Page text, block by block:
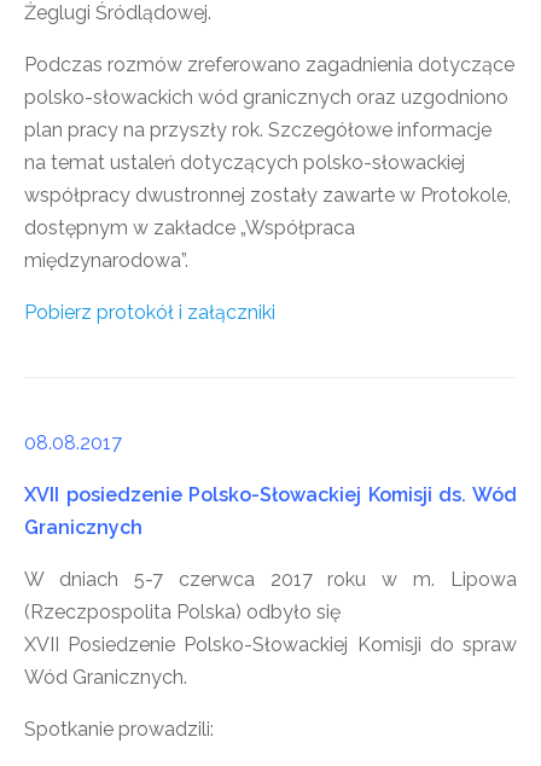
Żeglugi Śródlądowej.
Podczas rozmów zreferowano zagadnienia dotyczące
polsko-słowackich wód granicznych oraz uzgodniono
plan pracy na przyszły rok. Szczegółowe informacje
na temat ustaleń dotyczących polsko-słowackiej
współpracy dwustronnej zostały zawarte w Protokole,
dostępnym w zakładce „Współpraca
międzynarodowa”.
Pobierz protokół i załączniki
08.08.2017
XVII posiedzenie Polsko-Słowackiej Komisji ds. Wód
Granicznych
W dniach 5-7 czerwca 2017 roku w m. Lipowa
(Rzeczpospolita Polska) odbyło się
XVII Posiedzenie Polsko-Słowackiej Komisji do spraw
Wód Granicznych.
Spotkanie prowadzili: